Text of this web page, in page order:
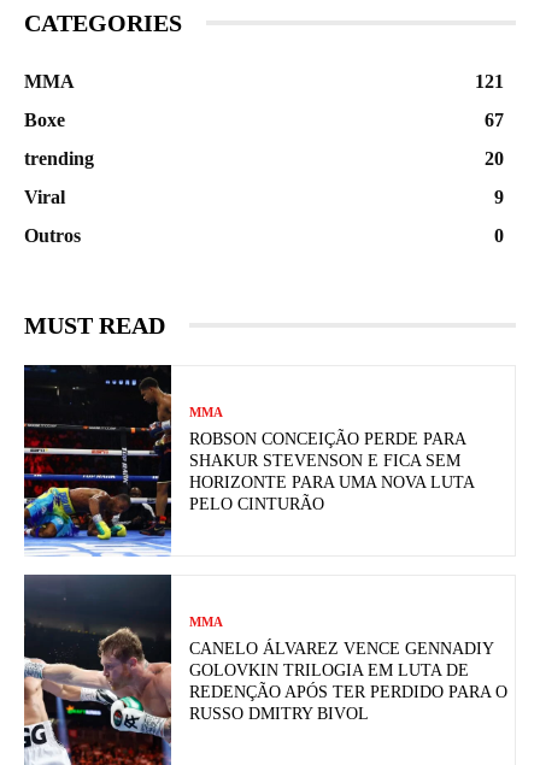
CATEGORIES
MMA
121
Boxe
67
trending
20
Viral
9
Outros
0
MUST READ
MMA
ROBSON CONCEIÇÃO PERDE PARA
SHAKUR STEVENSON E FICA SEM
HORIZONTE PARA UMA NOVA LUTA
PELO CINTURÃO
MMA
CANELO ÁLVAREZ VENCE GENNADIY
GOLOVKIN TRILOGIA EM LUTA DE
REDENÇÃO APÓS TER PERDIDO PARA O
RUSSO DMITRY BIVOL